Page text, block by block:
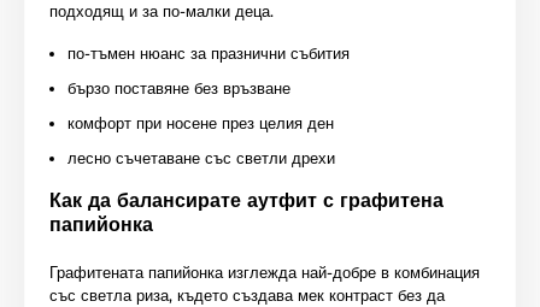
подходящ и за по-малки деца.
по-тъмен нюанс за празнични събития
бързо поставяне без връзване
комфорт при носене през целия ден
лесно съчетаване със светли дрехи
Как да балансирате аутфит с графитена
папийонка
Графитената папийонка изглежда най-добре в комбинация
със светла риза, където създава мек контраст без да